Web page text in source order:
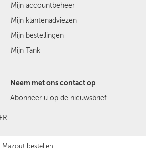
Mijn accountbeheer
Mijn klantenadviezen
Mijn bestellingen
Mijn Tank
Neem met ons contact op
Abonneer u op de nieuwsbrief
FR
Mazout bestellen